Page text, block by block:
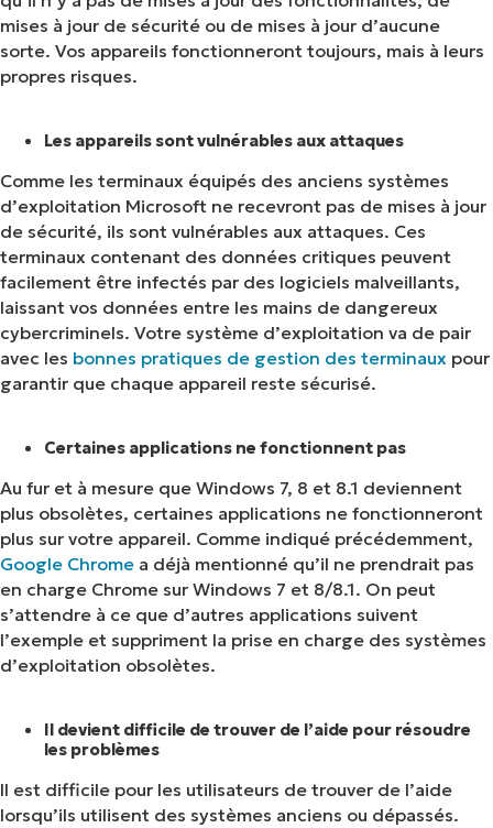
mises à jour de sécurité ou de mises à jour d’aucune
sorte. Vos appareils fonctionneront toujours, mais à leurs
propres risques.
Les appareils sont vulnérables aux attaques
Comme les terminaux équipés des anciens systèmes
d’exploitation Microsoft ne recevront pas de mises à jour
de sécurité, ils sont vulnérables aux attaques. Ces
terminaux contenant des données critiques peuvent
facilement être infectés par des logiciels malveillants,
laissant vos données entre les mains de dangereux
cybercriminels. Votre système d’exploitation va de pair
avec les bonnes pratiques de gestion des terminaux pour
garantir que chaque appareil reste sécurisé.
Certaines applications ne fonctionnent pas
Au fur et à mesure que Windows 7, 8 et 8.1 deviennent
plus obsolètes, certaines applications ne fonctionneront
plus sur votre appareil. Comme indiqué précédemment,
Google Chrome a déjà mentionné qu’il ne prendrait pas
en charge Chrome sur Windows 7 et 8/8.1. On peut
s’attendre à ce que d’autres applications suivent
l’exemple et suppriment la prise en charge des systèmes
d’exploitation obsolètes.
Il devient difficile de trouver de l’aide pour résoudre
les problèmes
Il est difficile pour les utilisateurs de trouver de l’aide
lorsqu’ils utilisent des systèmes anciens ou dépassés.